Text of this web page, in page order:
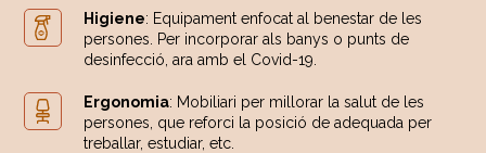
Higiene: Equipament enfocat al benestar de les
persones. Per incorporar als banys o punts de
desinfecció, ara amb el Covid-19.
Ergonomia: Mobiliari per millorar la salut de les
persones, que reforci la posició de adequada per
treballar, estudiar, etc.